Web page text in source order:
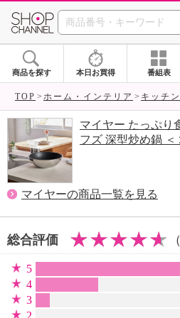
SHOP
商品を探す 本日お買得 番組表
TOP ホーム・インテリア キッチ
マイヤー たっぷり
フズ 深型炒め鍋 ＜
マイヤーの商品一覧を見る
総合評価
5
4
3
2